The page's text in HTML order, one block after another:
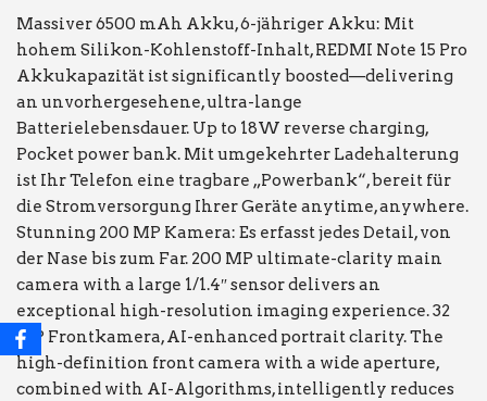
Massiver 6500 mAh Akku, 6-jähriger Akku: Mit
hohem Silikon-Kohlenstoff-Inhalt, REDMI Note 15 Pro
Akkukapazität ist significantly boosted—delivering
an unvorhergesehene, ultra-lange
Batterielebensdauer. Up to 18W reverse charging,
Pocket power bank. Mit umgekehrter Ladehalterung
ist Ihr Telefon eine tragbare „Powerbank“, bereit für
die Stromversorgung Ihrer Geräte anytime, anywhere.
Stunning 200 MP Kamera: Es erfasst jedes Detail, von
der Nase bis zum Far. 200 MP ultimate-clarity main
camera with a large 1/1.4″ sensor delivers an
exceptional high-resolution imaging experience. 32
MP Frontkamera, AI-enhanced portrait clarity. The
high-definition front camera with a wide aperture,
combined with AI-Algorithms, intelligently reduces